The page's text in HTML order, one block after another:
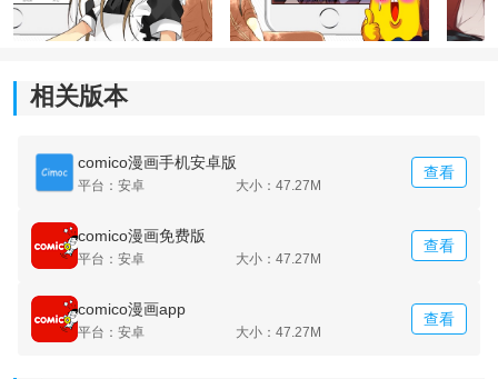
相关版本
comico漫画手机安卓版
平台：安卓 大小：47.27M
查看
comico漫画免费版
平台：安卓 大小：47.27M
查看
comico漫画app
平台：安卓 大小：47.27M
查看